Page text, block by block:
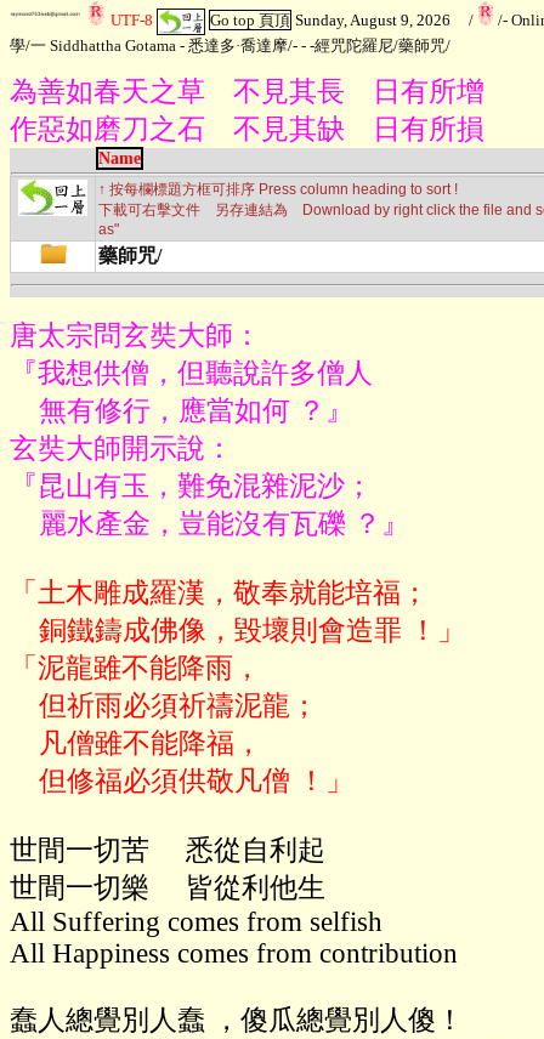
UTF-8 Go top 頁頂 Sunday, August 9, 2026 / /-
學/一 Siddhattha Gotama - 悉達多·喬達摩/- - -經咒陀羅尼/藥師咒/
為善如春天之草 不見其長 日有所增
作惡如磨刀之石 不見其缺 日有所損
Name
↑ 按每欄標題方框可排序 Press column heading to sort !
下載可右擊文件 另存連結為 Download by right click the file and
as"
藥師咒/
唐太宗問玄奘大師：
『我想供僧，但聽說許多僧人
玄奘大師開示說：
『昆山有玉，難免混雜泥沙；
    麗水產金，豈能沒有瓦礫 ？』
「土木雕成羅漢，敬奉就能培福；
「泥龍雖不能降雨，
世間一切苦     悉從自利起
世間一切樂     皆從利他生
All Suffering comes from selfish
All Happiness comes from contribution
蠢人總覺別人蠢 ，傻瓜總覺別人傻！